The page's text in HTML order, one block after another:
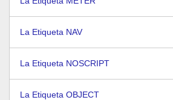
La Etiqueta NAV
La Etiqueta NOSCRIPT
La Etiqueta OBJECT